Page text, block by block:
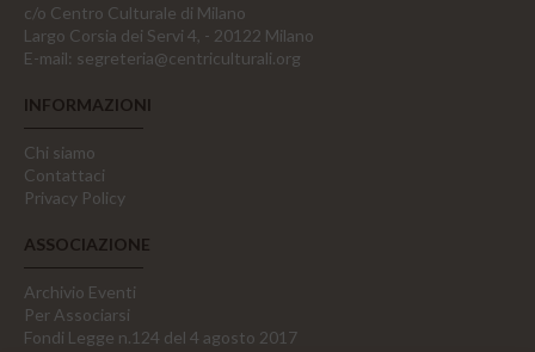
c/o Centro Culturale di Milano
Largo Corsia dei Servi 4, - 20122 Milano
E-mail: segreteria@centriculturali.org
INFORMAZIONI
Chi siamo
Contattaci
Privacy Policy
ASSOCIAZIONE
Archivio Eventi
Per Associarsi
Fondi Legge n.124 del 4 agosto 2017